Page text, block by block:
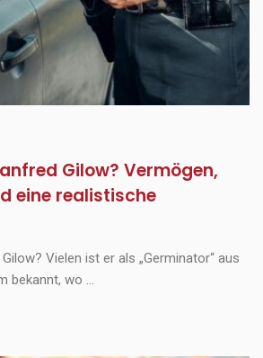
Gilow? Vermögen,
eine realistische
Vielen ist er als „Germinator“ aus
bekannt, wo ...